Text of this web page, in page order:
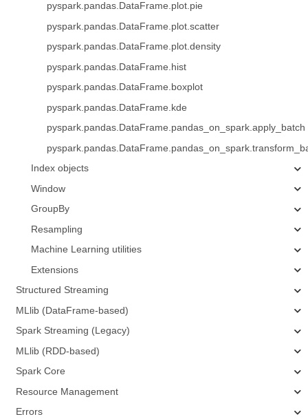
pyspark.pandas.DataFrame.plot.pie
pyspark.pandas.DataFrame.plot.scatter
pyspark.pandas.DataFrame.plot.density
pyspark.pandas.DataFrame.hist
pyspark.pandas.DataFrame.boxplot
pyspark.pandas.DataFrame.kde
pyspark.pandas.DataFrame.pandas_on_spark.apply_batch
Index objects
Window
GroupBy
Resampling
Machine Learning utilities
Extensions
Structured Streaming
MLlib (DataFrame-based)
Spark Streaming (Legacy)
MLlib (RDD-based)
Spark Core
Resource Management
Errors